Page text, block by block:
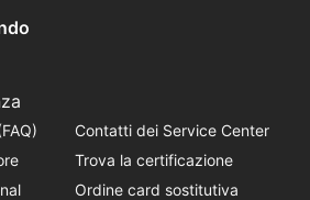
Contatti dei Service Center
Trova la certificazione
Ordine card sostitutiva